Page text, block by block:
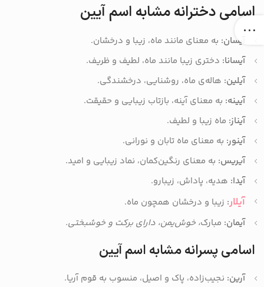
اسامی دخترانه مشابه اسم آیین
آیسان: به معنای مانند ماه، زیبا و درخشان.
آیسانا: دختری زیبا مانند ماه، لطیف و ظریف.
آیلین: هاله‌ی ماه، روشنایی، درخشندگی.
آیینه: به معنای آینه، بازتاب زیبایی و حقیقت.
آیناز: ماه زیبا و لطیف.
آینور: به معنای ماه تابان و نورانی.
آیریس: به معنای رنگین‌کمان، نماد زیبایی و امید.
آیدا: هدیه، پاداش، زیبارو.
آیلار: زیبا و درخشان همچون ماه.
آیمان: مبارک، خوش‌یمن، دارای برکت و خوشبختی.
اسامی پسرانه مشابه اسم آیین
آرین: نجیب‌زاده، پاک و اصیل، منسوب به قوم آریا.